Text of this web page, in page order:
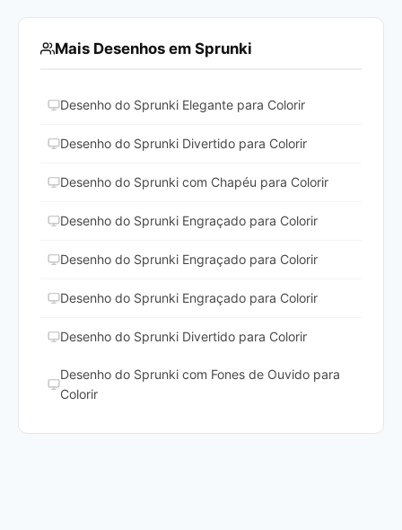
Mais Desenhos em Sprunki
Desenho do Sprunki Elegante para Colorir
Desenho do Sprunki Divertido para Colorir
Desenho do Sprunki com Chapéu para Colorir
Desenho do Sprunki Engraçado para Colorir
Desenho do Sprunki Engraçado para Colorir
Desenho do Sprunki Engraçado para Colorir
Desenho do Sprunki Divertido para Colorir
Desenho do Sprunki com Fones de Ouvido para
Colorir